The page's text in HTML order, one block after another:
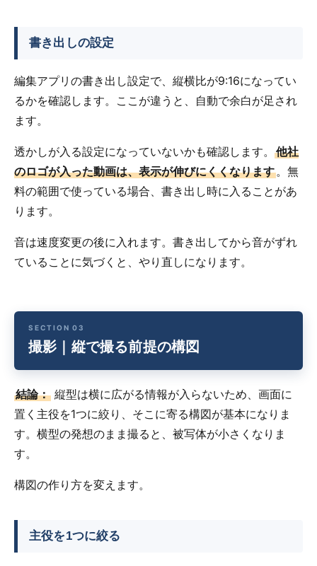
書き出しの設定
編集アプリの書き出し設定で、縦横比が9:16になってい
るかを確認します。ここが違うと、自動で余白が足され
ます。
透かしが入る設定になっていないかも確認します。 他社
のロゴが入った動画は、表示が伸びにくくなります。無
料の範囲で使っている場合、書き出し時に入ることがあ
ります。
音は速度変更の後に入れます。書き出してから音がずれ
ていることに気づくと、やり直しになります。
撮影｜縦で撮る前提の構図
結論： 縦型は横に広がる情報が入らないため、画面に
置く主役を1つに絞り、そこに寄る構図が基本になりま
す。横型の発想のまま撮ると、被写体が小さくなりま
す。
構図の作り方を変えます。
主役を1つに絞る